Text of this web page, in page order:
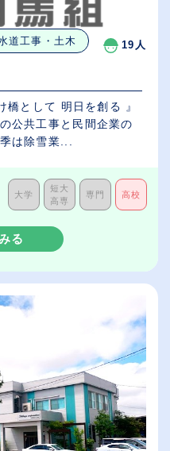
道工事・土木 19人
として 明日を創る 』
公共工事と民間企業の
は除雪業...
大学
短大
高専
専門 高校
る